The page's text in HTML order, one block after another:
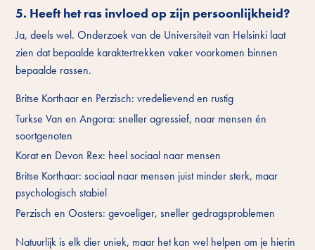
5. Heeft het ras invloed op zijn persoonlijkheid?
Ja, deels wel. Onderzoek van de Universiteit van Helsinki laat
zien dat bepaalde karaktertrekken vaker voorkomen binnen
bepaalde rassen.
Britse Korthaar en Perzisch: vredelievend en rustig
Turkse Van en Angora: sneller agressief, naar mensen én
soortgenoten
Korat en Devon Rex: heel sociaal naar mensen
Britse Korthaar: sociaal naar mensen juist minder sterk, maar
psychologisch stabiel
Perzisch en Oosters: gevoeliger, sneller gedragsproblemen
Natuurlijk is elk dier uniek, maar het kan wel helpen om je hierin